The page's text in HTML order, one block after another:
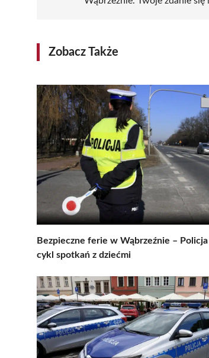
Zobacz Także
Bezpieczne ferie w Wąbrzeźnie – Policja
cykl spotkań z dziećmi